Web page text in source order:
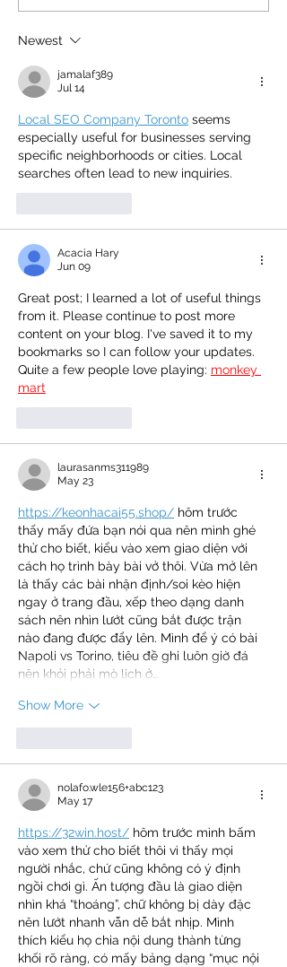
Newest
jamalaf389
Jul 14
Local SEO Company Toronto seems
especially useful for businesses serving
specific neighborhoods or cities. Local
searches often lead to new inquiries.
Acacia Hary
Jun 09
Great post; I learned a lot of useful things
from it. Please continue to post more
content on your blog. I've saved it to my
bookmarks so I can follow your updates.
Quite a few people love playing: monkey
mart
laurasanms311989
May 23
https://keonhacai55.shop/ hôm trước
thấy mấy đứa bạn nói qua nên mình ghé
thử cho biết, kiểu vào xem giao diện với
cách họ trình bày bài vở thôi. Vừa mở lên
là thấy các bài nhận định/soi kèo hiện
ngay ở trang đầu, xếp theo dạng danh
sách nên nhìn lướt cũng bắt được trận
nào đang được đẩy lên. Mình để ý có bài
Napoli vs Torino, tiêu đề ghi luôn giờ đá
nên khỏi phải mò lịch ở…
Show More
nolafo.wle156+abc123
May 17
https://32win.host/ hôm trước mình bấm
vào xem thử cho biết thôi vì thấy mọi
người nhắc, chứ cũng không có ý định
ngồi chơi gì. Ấn tượng đầu là giao diện
nhìn khá “thoáng”, chữ không bị dày đặc
nên lướt nhanh vẫn dễ bắt nhịp. Mình
thích kiểu họ chia nội dung thành từng
khối rõ ràng, có mấy bảng dạng “mục nội